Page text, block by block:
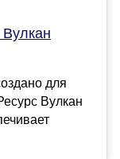
для
Вулкан